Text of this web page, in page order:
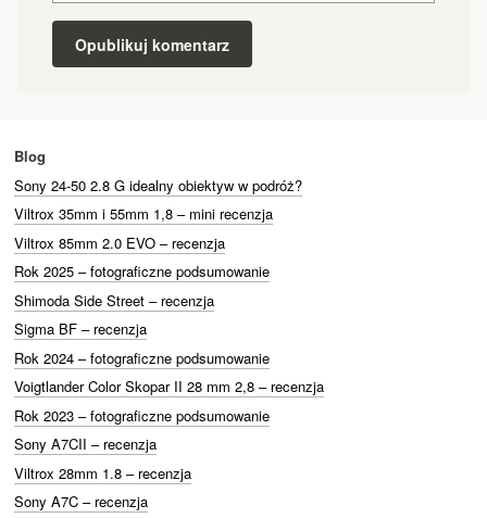
Blog
Sony 24-50 2.8 G idealny obiektyw w podróż?
Viltrox 35mm i 55mm 1,8 – mini recenzja
Viltrox 85mm 2.0 EVO – recenzja
Rok 2025 – fotograficzne podsumowanie
Shimoda Side Street – recenzja
Sigma BF – recenzja
Rok 2024 – fotograficzne podsumowanie
Voigtlander Color Skopar II 28 mm 2,8 – recenzja
Rok 2023 – fotograficzne podsumowanie
Sony A7CII – recenzja
Viltrox 28mm 1.8 – recenzja
Sony A7C – recenzja